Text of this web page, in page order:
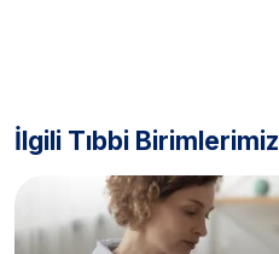
İlgili Tıbbi Birimlerimiz